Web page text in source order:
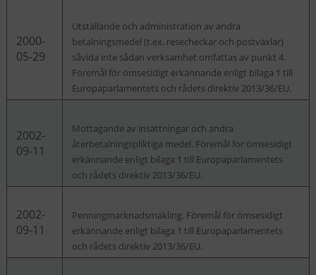
2000-
05-29
Utställande och administration av andra
betalningsmedel (t.ex. resecheckar och postväxlar)
såvida inte sådan verksamhet omfattas av punkt 4.
Föremål för ömsesidigt erkännande enligt bilaga 1 till
Europaparlamentets och rådets direktiv 2013/36/EU.
2002-
09-11
Mottagande av insättningar och andra
återbetalningspliktiga medel. Föremål för ömsesidigt
erkännande enligt bilaga 1 till Europaparlamentets
och rådets direktiv 2013/36/EU.
2002-
09-11
Penningmarknadsmäkling. Föremål för ömsesidigt
erkännande enligt bilaga 1 till Europaparlamentets
och rådets direktiv 2013/36/EU.